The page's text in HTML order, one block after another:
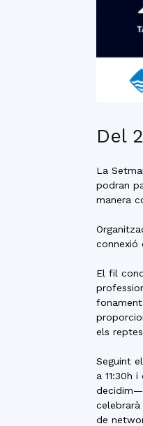
Del
La
podran
manera
connexió
El fil
els
Seguint
a 11:30h
decidim—
de